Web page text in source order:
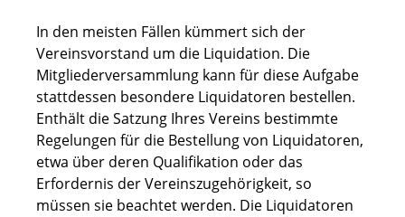
In den meisten Fällen kümmert sich der
Vereinsvorstand um die Liquidation. Die
Mitgliederversammlung kann für diese Aufgabe
stattdessen besondere Liquidatoren bestellen.
Enthält die Satzung Ihres Vereins bestimmte
Regelungen für die Bestellung von Liquidatoren,
etwa über deren Qualifikation oder das
Erfordernis der Vereinszugehörigkeit, so
müssen sie beachtet werden. Die Liquidatoren